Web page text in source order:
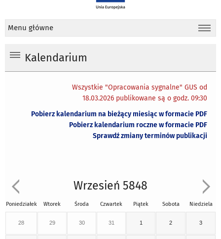
Menu główne
Kalendarium
Wszystkie "Opracowania sygnalne" GUS od
18.03.2026 publikowane są o godz. 09:30
Pobierz kalendarium na bieżący miesiąc w formacie PDF
Pobierz kalendarium roczne w formacie PDF
Sprawdź zmiany terminów publikacji
Wrzesień 5848
Poniedziałek Wtorek Środa Czwartek Piątek Sobota Niedziela
28 29 30 31 1 2 3